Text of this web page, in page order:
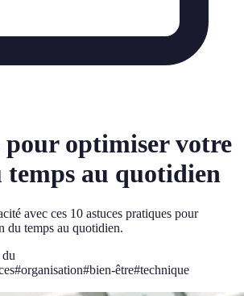
pour optimiser votre
temps au quotidien
avec ces 10 astuces pratiques pour
du temps au quotidien.
du
#organisation#bien-être#technique